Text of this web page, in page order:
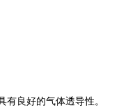
良好的气体透导性。